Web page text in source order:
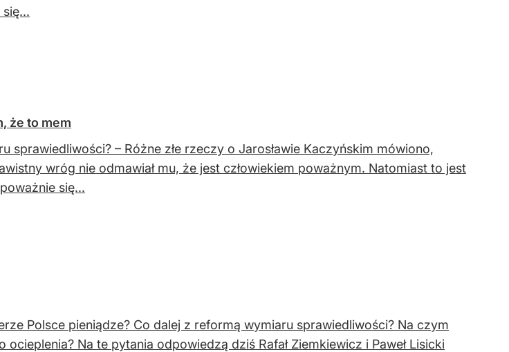
że to mem
sprawiedliwości? – Różne złe rzeczy o Jarosławie Kaczyńskim mówiono,
wróg nie odmawiał mu, że jest człowiekiem poważnym. Natomiast to jest
się...
Polsce pieniądze? Co dalej z reformą wymiaru sprawiedliwości? Na czym
Na te pytania odpowiedzą dziś Rafał Ziemkiewicz i Paweł Lisicki